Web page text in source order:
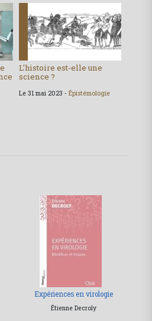
L’histoire est-elle une
science ?
Le 31 mai 2023 - Épistémologie
Expériences en virologie
Étienne Decroly